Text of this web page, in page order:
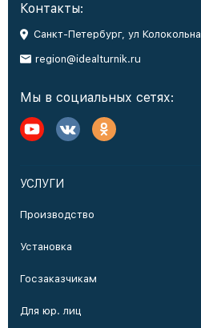
Контакты:
Санкт-Петербург, ул
region@idealturnik.ru
Мы в социальных сетях:
УСЛУГИ
Производство
Установка
Госзаказчикам
Для юр. лиц